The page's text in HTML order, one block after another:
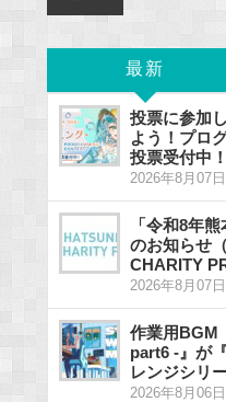
最新
投票に参加
よう！プロ
投票受付中！
2026年8月07
「令和8年
のお知らせ
CHARITY
2026年8月07
作業用BGM
part6 -』が
レンジシリ
2026年8月06